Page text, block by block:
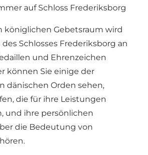
auf Schloss Frederiksborg
königlichen Gebetsraum wird
Schlosses Frederiksborg an
und Ehrenzeichen
können Sie einige der
dänischen Orden sehen,
die für ihre Leistungen
und ihre persönlichen
die Bedeutung von